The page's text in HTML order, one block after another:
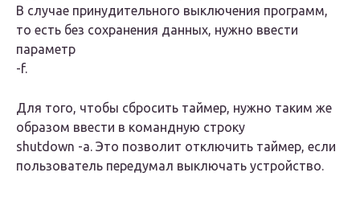
В случае принудительного выключения программ,
то есть без сохранения данных, нужно ввести
параметр
-f.
Для того, чтобы сбросить таймер, нужно таким же
образом ввести в командную строку
shutdown -a. Это позволит отключить таймер, если
пользователь передумал выключать устройство.